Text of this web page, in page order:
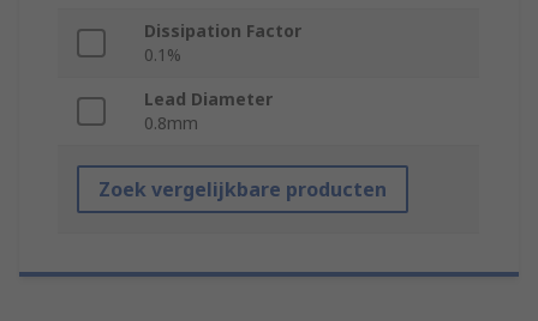
Dissipation Factor
0.1%
Lead Diameter
0.8mm
Zoek vergelijkbare producten